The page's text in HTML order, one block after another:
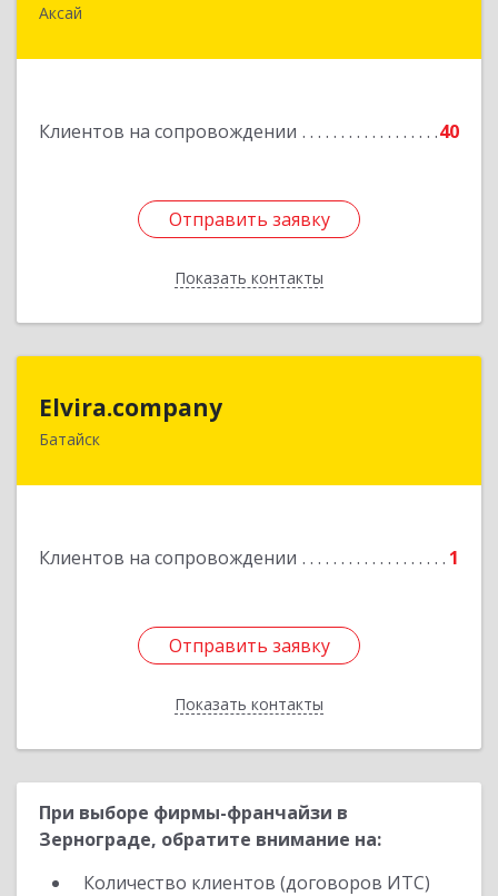
Аксай
Клиентов на сопровождении 40
Отправить заявку
Показать контакты
344000, Ростов-на-Дону г, Буденновский пр-кт,
Отправить заявку
Назад
Elvira.company
Батайск
Клиентов на сопровождении 1
Отправить заявку
Показать контакты
Отправить заявку
Назад
При выборе фирмы-франчайзи в
Зернограде, обратите внимание на:
Количество клиентов (договоров ИТС)